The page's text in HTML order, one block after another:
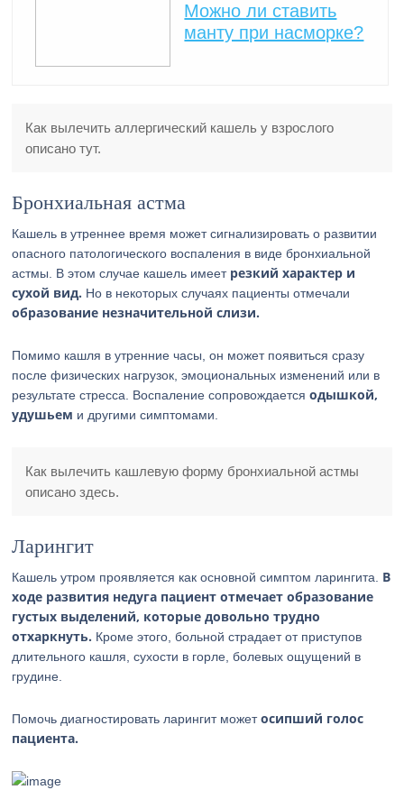
Можно ли ставить
манту при насморке?
Как вылечить аллергический кашель у взрослого
описано тут.
Бронхиальная астма
Кашель в утреннее время может сигнализировать о развитии
опасного патологического воспаления в виде бронхиальной
астмы. В этом случае кашель имеет резкий характер и
сухой вид. Но в некоторых случаях пациенты отмечали
образование незначительной слизи.
Помимо кашля в утренние часы, он может появиться сразу
после физических нагрузок, эмоциональных изменений или в
результате стресса. Воспаление сопровождаетсяодышкой,
удушьем и другими симптомами.
Как вылечить кашлевую форму бронхиальной астмы
описано здесь.
Ларингит
Кашель утром проявляется как основной симптом ларингита. В
ходе развития недуга пациент отмечает образование
густых выделений, которые довольно трудно
отхаркнуть. Кроме этого, больной страдает от приступов
длительного кашля, сухости в горле, болевых ощущений в
грудине.
Помочь диагностировать ларингит можетосипший голос
пациента.